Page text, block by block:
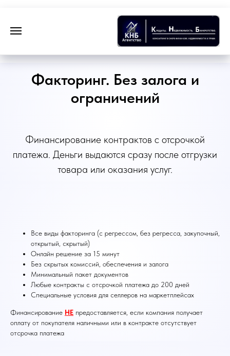
Факторинг. Без залога и
ограничений
Финансирование контрактов с отсрочкой
платежа. Деньги выдаются сразу после отгрузки
товара или оказания услуг.
Все виды факторинга (с регрессом, без регресса, закупочный,
открытый, скрытый)
Онлайн решение за 15 минут
Без скрытых комиссий, обеспечения и залога
Минимальный пакет документов
Любые контракты с отсрочкой платежа до 200 дней
Специальные условия для селлеров на маркетплейсах
Финансирование НЕ предоставляется, если компания получает
оплату от покупателя наличными или в контракте отсутствует
отсрочка платежа